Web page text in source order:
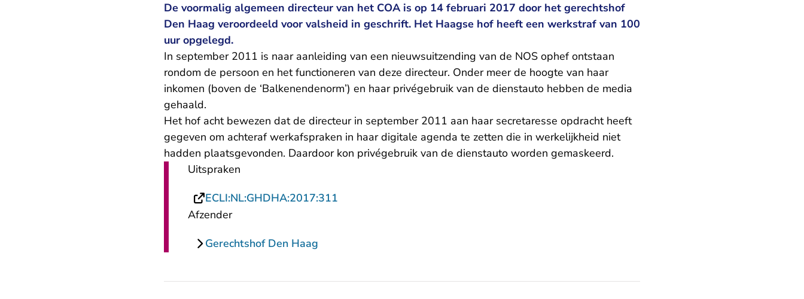
De voormalig algemeen directeur van het COA is op 14 februari 2017 door het gerechtshof
Den Haag veroordeeld voor valsheid in geschrift. Het Haagse hof heeft een werkstraf van 100
uur opgelegd.
In september 2011 is naar aanleiding van een nieuwsuitzending van de NOS ophef ontstaan
rondom de persoon en het functioneren van deze directeur. Onder meer de hoogte van haar
inkomen (boven de ‘Balkenendenorm’) en haar privégebruik van de dienstauto hebben de media
gehaald.
Het hof acht bewezen dat de directeur in september 2011 aan haar secretaresse opdracht heeft
gegeven om achteraf werkafspraken in haar digitale agenda te zetten die in werkelijkheid niet
hadden plaatsgevonden. Daardoor kon privégebruik van de dienstauto worden gemaskeerd.
Uitspraken
ECLI:NL:GHDHA:2017:311
Afzender
Gerechtshof Den Haag